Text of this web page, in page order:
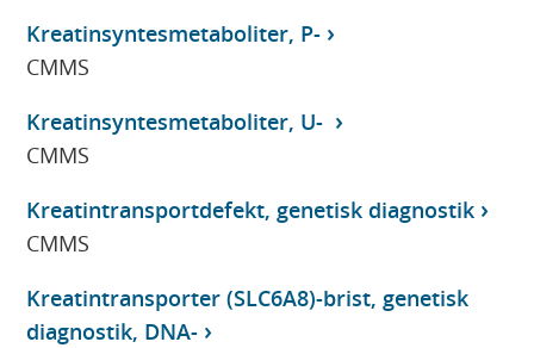
Kreatinsyntesmetaboliter, P-
CMMS
Kreatinsyntesmetaboliter, U-
CMMS
Kreatintransportdefekt, genetisk diagnostik
CMMS
Kreatintransporter (SLC6A8)-brist, genetisk
diagnostik, DNA-